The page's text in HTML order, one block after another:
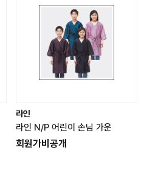
라인
라인 N/P 어린이 손님 가운
회원가비공개